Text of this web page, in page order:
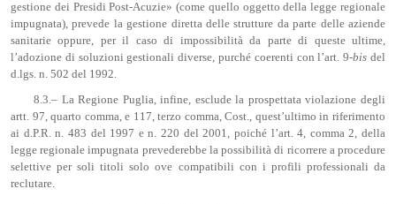
gestione dei Presidi Post-Acuzie» (come quello oggetto della legge regionale
impugnata), prevede la gestione diretta delle strutture da parte delle aziende
sanitarie oppure, per il caso di impossibilità da parte di queste ultime,
l’adozione di soluzioni gestionali diverse, purché coerenti con l’art. 9-bis del
d.lgs. n. 502 del 1992.
8.3.– La Regione Puglia, infine, esclude la prospettata violazione degli
artt. 97, quarto comma, e 117, terzo comma, Cost., quest’ultimo in riferimento
ai d.P.R. n. 483 del 1997 e n. 220 del 2001, poiché l’art. 4, comma 2, della
legge regionale impugnata prevederebbe la possibilità di ricorrere a procedure
selettive per soli titoli solo ove compatibili con i profili professionali da
reclutare.